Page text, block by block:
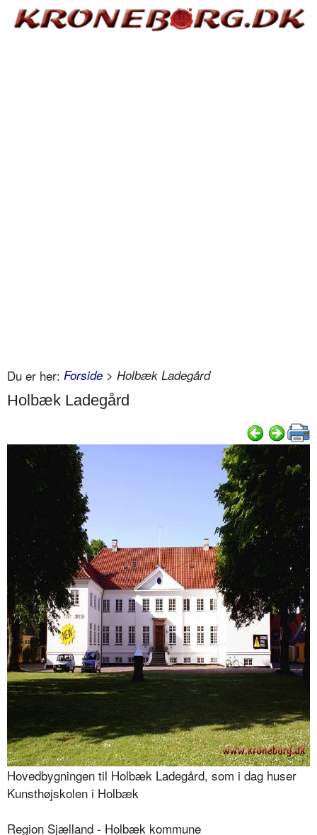
Du er her: Forside > Holbæk Ladegård
Holbæk Ladegård
Hovedbygningen til Holbæk Ladegård, som i dag huser
Kunsthøjskolen i Holbæk
Region Sjælland - Holbæk kommune